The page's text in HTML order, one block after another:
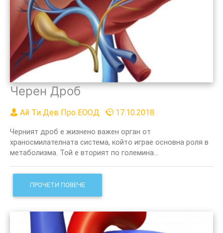
Черен Дроб
Ай Ти Дев Про ЕООД 17.10.2018
Черният дроб е жизнено важен орган от
храносмилателната система, който играе основна роля в
метаболизма. Той е вторият по големина...
ПРОЧЕТИ ПОВЕЧЕ